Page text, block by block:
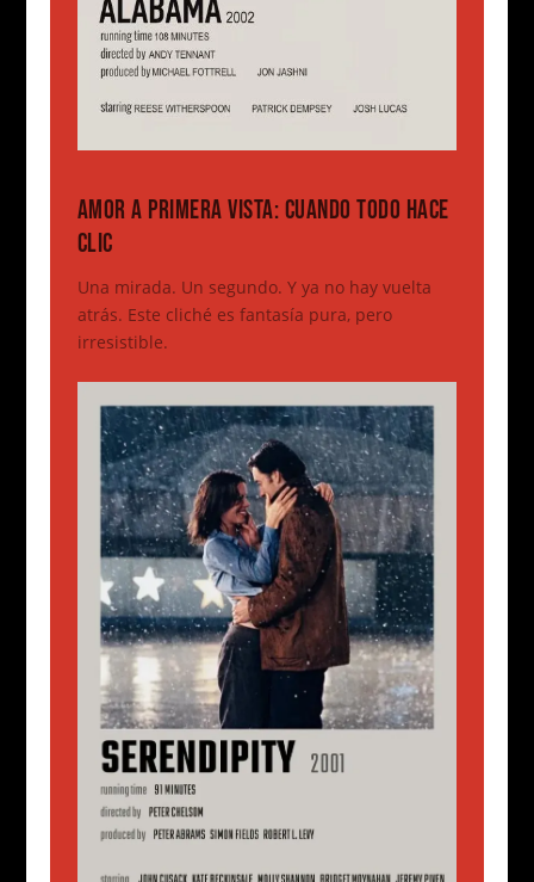
AMOR A PRIMERA VISTA: CUANDO TODO HACE
CLIC
Una mirada. Un segundo. Y ya no hay vuelta
atrás. Este cliché es fantasía pura, pero
irresistible.